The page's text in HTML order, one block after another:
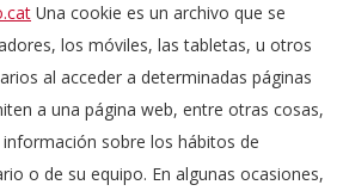
Una cookie es un archivo que se
los móviles, las tabletas, u otros
al acceder a determinadas páginas
a una página web, entre otras cosas,
sobre los hábitos de
o de su equipo. En algunas ocasiones,